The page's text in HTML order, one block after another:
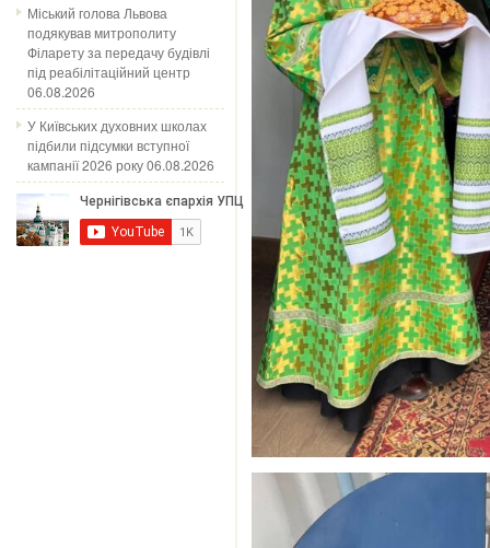
Міський голова Львова
подякував митрополиту
Філарету за передачу будівлі
під реабілітаційний центр
06.08.2026
У Київських духовних школах
підбили підсумки вступної
кампанії 2026 року06.08.2026